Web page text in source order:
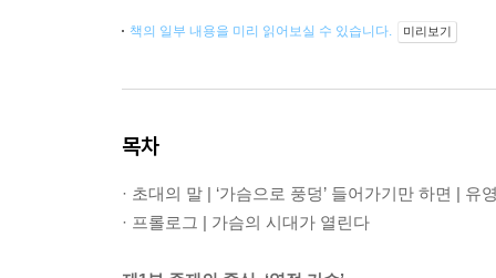
책의 일부 내용을 미리 읽어보실 수 있습니다. 미리보기
목차
· 초대의 말 | ‘가슴으로 풍덩’ 들어가기만 하면 | 유
· 프롤로그 | 가슴의 시대가 열린다